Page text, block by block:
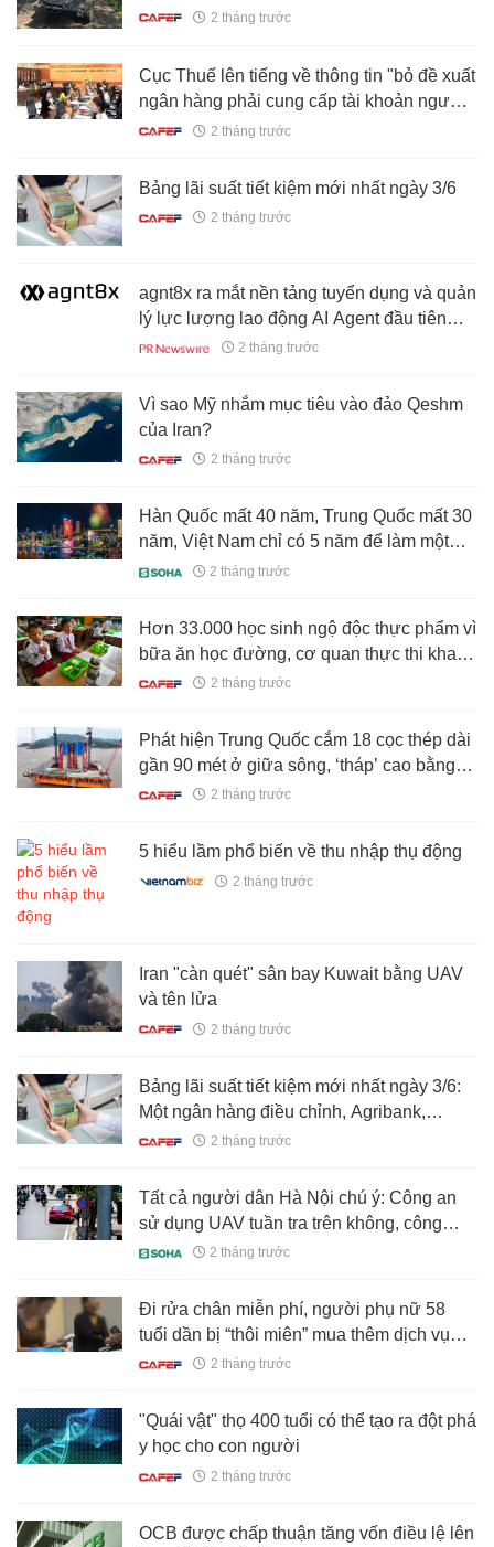
Chuyện gì đang xảy ra?
2 tháng trước
Cục Thuế lên tiếng về thông tin "bỏ đề xuất
ngân hàng phải cung cấp tài khoản người
nộp thuế"2 tháng trước
Bảng lãi suất tiết kiệm mới nhất ngày 3/6
2 tháng trước
agnt8x ra mắt nền tảng tuyển dụng và quản
lý lực lượng lao động AI Agent đầu tiên
trên thế giới 2 tháng trước
Vì sao Mỹ nhắm mục tiêu vào đảo Qeshm
của Iran?
2 tháng trước
Hàn Quốc mất 40 năm, Trung Quốc mất 30
năm, Việt Nam chỉ có 5 năm để làm một
điều
2 tháng trước
Hơn 33.000 học sinh ngộ độc thực phẩm vì
bữa ăn học đường, cơ quan thực thi khai
khống chi phí, mua sắm vô tội vạ, tổng
2 tháng trước
Phát hiện Trung Quốc cắm 18 cọc thép dài
gần 90 mét ở giữa sông, ‘tháp’ cao bằng
toà nhà 100 tầng sắp lộ diện
2 tháng trước
5 hiểu lầm phổ biến về thu nhập thụ động
2 tháng trước
Iran "càn quét" sân bay Kuwait bằng UAV
và tên lửa
2 tháng trước
Bảng lãi suất tiết kiệm mới nhất ngày 3/6:
Một ngân hàng điều chỉnh, Agribank,
Vietcombank, VietinBank, BIDV, MB,
suất bao nhiêu?
2 tháng trước
Tất cả người dân Hà Nội chú ý: Công an
sử dụng UAV tuần tra trên không, công
nghệ “mắt thần” nhạy cỡ nào?
2 tháng trước
Đi rửa chân miễn phí, người phụ nữ 58
tuổi dần bị “thôi miên” mua thêm dịch vụ
thành 600 triệu đồng, phải đi làm lao công
2 tháng trước
"Quái vật" thọ 400 tuổi có thể tạo ra đột phá
y học cho con người
2 tháng trước
OCB được chấp thuận tăng vốn điều lệ lên